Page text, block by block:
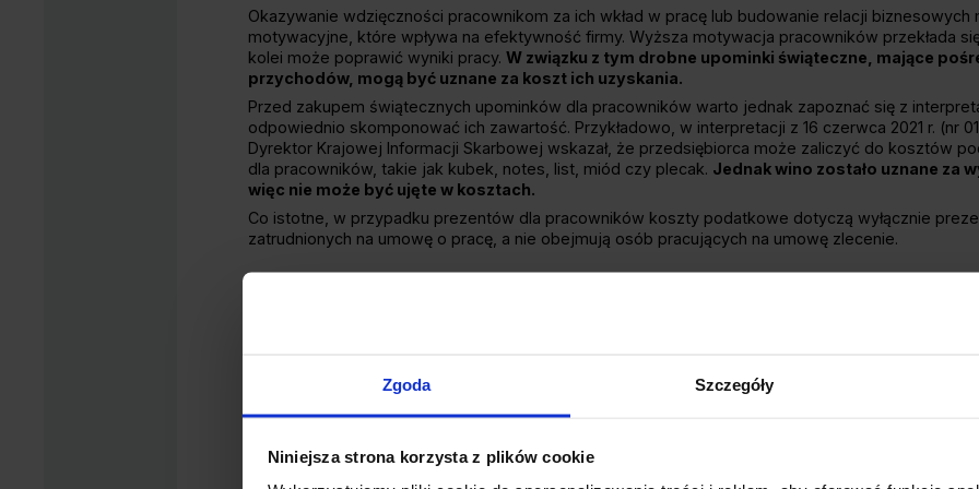
Zgoda Szczegóły
Niniejsza strona korzysta z plików cookie
Okazywanie wdzięczności pracownikom za ich wkład w pracę lub budowanie relacji biznesowych
motywacyjne, które wpływa na efektywność firmy. Wyższa motywacja pracowników przekłada
kolei może poprawić wyniki pracy. W związku z tym drobne upominki świąteczne, mające
przychodów, mogą być uznane za koszt ich uzyskania.
Przed zakupem świątecznych upominków dla pracowników warto jednak zapoznać się z
odpowiednio skomponować ich zawartość. Przykładowo, w interpretacji z 16 czerwca 2021 r. (nr
Dyrektor Krajowej Informacji Skarbowej wskazał, że przedsiębiorca może zaliczyć do kosztów
dla pracowników, takie jak kubek, notes, list, miód czy plecak. Jednak wino zostało uznane za
więc nie może być ujęte w kosztach.
Co istotne, w przypadku prezentów dla pracowników koszty podatkowe dotyczą wyłącznie
zatrudnionych na umowę o pracę, a nie obejmują osób pracujących na umowę zlecenie.
Prezenty świąteczne dla kontrahentów a
Rozliczenie wydatków na świąteczne prezenty dla kontrahentów w kosztach uzyskania przychodu
uzyskania przychodów, w przeciwieństwie do kosztów poniesionych na reklamę. Jak to się ma do